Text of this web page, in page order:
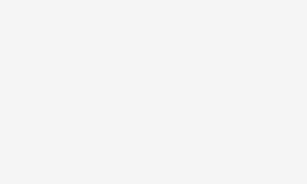
гравію — і ми створимо